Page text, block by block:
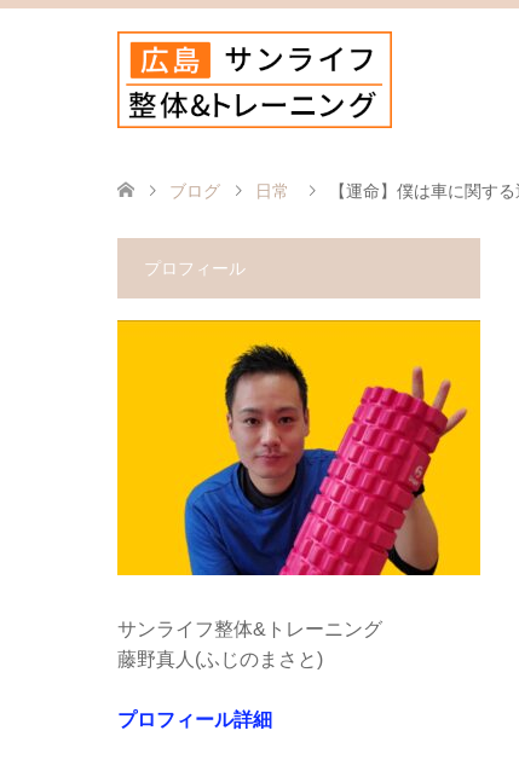
ブログ 日常 【運命】僕は車に関す
プロフィール
サンライフ整体&トレーニング
藤野真人(ふじのまさと)
プロフィール詳細